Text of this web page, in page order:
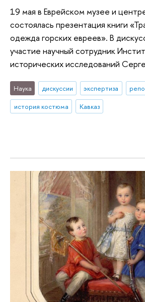
19 мая в Еврейском музее и
состоялась презентация книги
одежда горских евреев». В
участие научный сотрудник
исторических исследований
Наука дискуссии экспертиза
история костюма
Кавказ